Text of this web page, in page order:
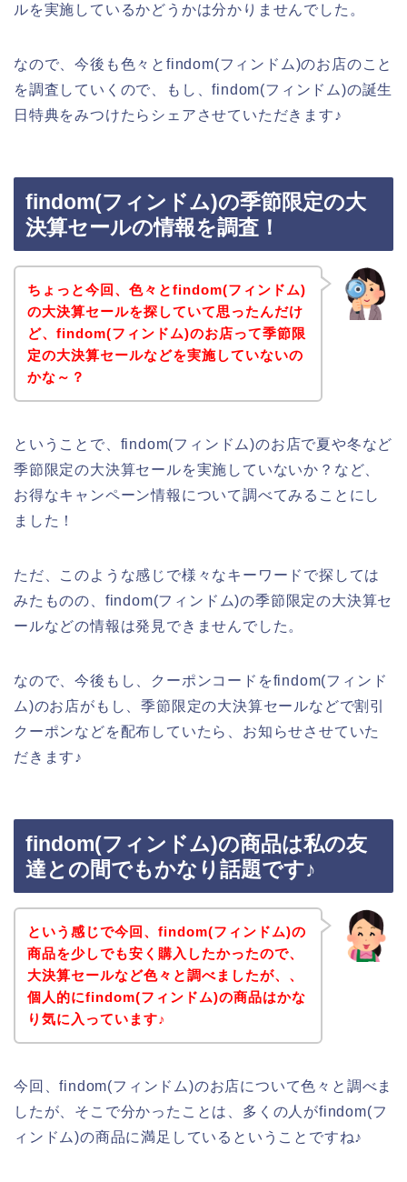
ルを実施しているかどうかは分かりませんでした。
なので、今後も色々とfindom(フィンドム)のお店のこと
を調査していくので、もし、findom(フィンドム)の誕生
日特典をみつけたらシェアさせていただきます♪
findom(フィンドム)の季節限定の大
決算セールの情報を調査！
ちょっと今回、色々とfindom(フィンドム)
の大決算セールを探していて思ったんだけ
ど、findom(フィンドム)のお店って季節限
定の大決算セールなどを実施していないの
かな～？
ということで、findom(フィンドム)のお店で夏や冬など
季節限定の大決算セールを実施していないか？など、
お得なキャンペーン情報について調べてみることにし
ました！
ただ、このような感じで様々なキーワードで探しては
みたものの、findom(フィンドム)の季節限定の大決算セ
ールなどの情報は発見できませんでした。
なので、今後もし、クーポンコードをfindom(フィンド
ム)のお店がもし、季節限定の大決算セールなどで割引
クーポンなどを配布していたら、お知らせさせていた
だきます♪
findom(フィンドム)の商品は私の友
達との間でもかなり話題です♪
という感じで今回、findom(フィンドム)の
商品を少しでも安く購入したかったので、
大決算セールなど色々と調べましたが、、
個人的にfindom(フィンドム)の商品はかな
り気に入っています♪
今回、findom(フィンドム)のお店について色々と調べま
したが、そこで分かったことは、多くの人がfindom(フ
ィンドム)の商品に満足しているということですね♪